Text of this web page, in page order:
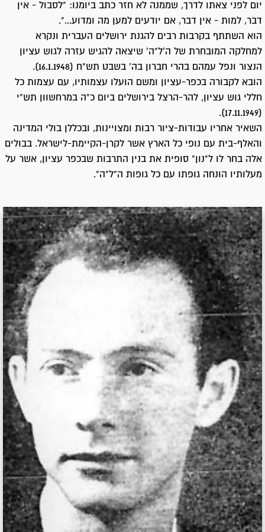
יום לפני צאתו לדרך, שממנה לא חזר כתב ביומנו: "לסבול - אין
דבר, למות - אין דבר, אם יודעים למען מה ומדוע...".
הוא השתתף בקרבות רבים להגנת ירושלים העברית ונקרא
למחלקה המובחרת של ה'ל"ה' שיצאה להגיש עזרה לגוש עציון
הנצור ונפל עמהם בהרי חברון בה' בשבט תש"ח (16.1.1948).
הובא לקבורה בכפר-עציון ומשם הועלו עצמותיו, עם עצמות כל
חללי גוש עציון, להר-הרצל בירושלים ביום כ"ה במרחשוון תש"י
(17.11.1949).
השאיר אחריו עבודות-ציור רבות ומצויינות, ובכללן בולי המדינה
והאלף-בית עם נופי כל הארץ אשר לקרן-הקיימת-לישראל. בבולים
אלה בחר לו ל"נון" סופית את בנין התרבות שבכפר עציון, אשר על
מעלותיו הונחה גופתו עם כל גופות ה"ל"ה".